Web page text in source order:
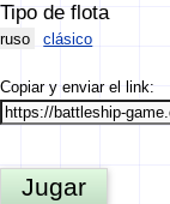
Tipo de flota
ruso clásico
Copiar y enviar el link:
Jugar